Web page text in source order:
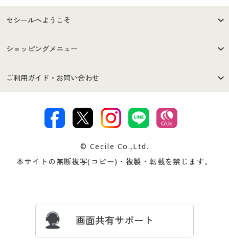
セシールへようこそ
はじめての方へ
セシールご利用規約
著作権・商標について 会社案内
ショッピングメニュー
商品カテゴリ
プレゼント＆キャンペーン サイトマップ
ご利用ガイド・お問い合わせ
交換・返品は お支払は
ついて
忘れの場合
© Cecile Co.,Ltd.
本サイトの無断複写(コピー)・複製・転載を禁じます。
画面共有サポート